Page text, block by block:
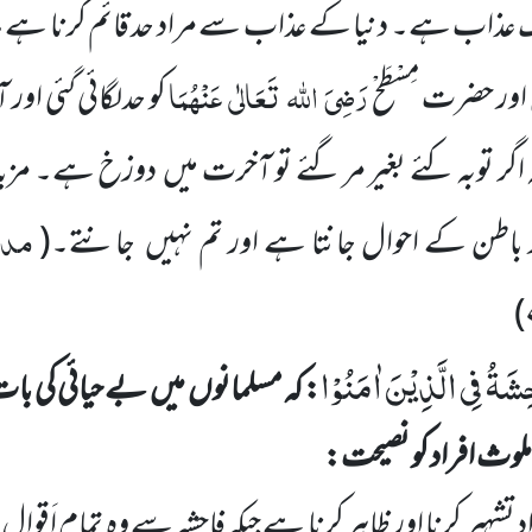
ہے۔ دنیا کے عذاب سے مراد حد قائم کرنا ہے،
حضرت مِسْطَحْرَضِیَاللہتَعَالٰیعَنْہُمَاکو حدلگائی
توبہ کئے بغیر مر گئے تو آخرت میںدوزخ ہے۔ مزید
کے احوال جانتا ہے اور تم نہیں جانتے۔(
)
فِی الَّذِیْنَ اٰمَنُوْا: کہ مسلمانوںمیںبے حیائی کی
ملوث افراد کو نصیحت: